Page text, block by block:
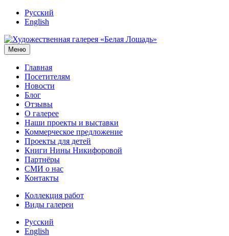
Русский
English
Меню
Главная
Посетителям
Новости
Блог
Отзывы
О галерее
Наши проекты и выставки
Коммерческое предложение
Проекты для детей
Книги Нины Никифоровой
Партнёры
СМИ о нас
Контакты
Коллекция работ
Виды галереи
Русский
English